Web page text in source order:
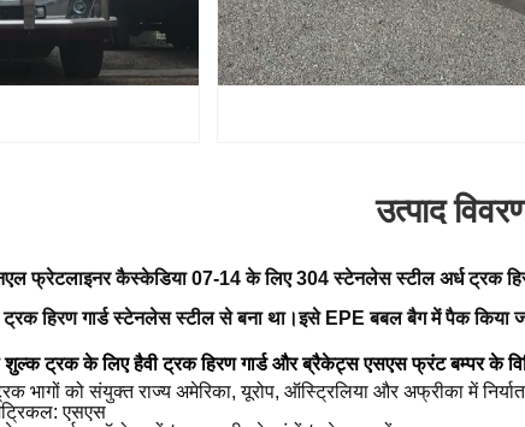
उत्पाद
फ्रेटलाइनर कैस्केडिया 07-14 के लिए 304 स्टेनलेस स्टील अर्ध ट्रक
ट्रक हिरण गार्ड स्टेनलेस स्टील से बना था।इसे EPE बबल बैग में पैक किया
शुल्क ट्रक के लिए हैवी ट्रक हिरण गार्ड और ब्रैकेट्स एसएस फ्रंट बम्पर के
भागों को संयुक्त राज्य अमेरिका, यूरोप, ऑस्ट्रिलिया और अफ्रीका में
एसएस